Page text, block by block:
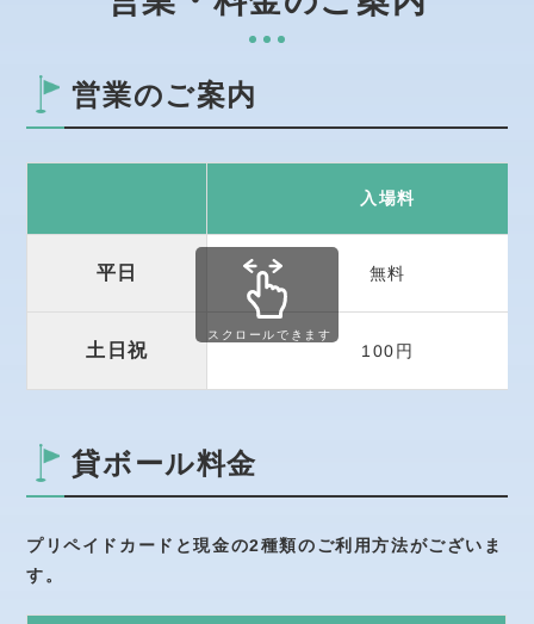
営業のご案内
入場料
平日 無料
土日祝 100円
スクロールできます
貸ボール料金
プリペイドカードと現金の2種類のご利用方法がございま
す。